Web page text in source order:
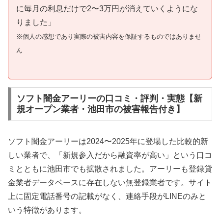
に毎月の利息だけで2〜3万円が消えていくようにな
りました」
※個人の感想であり実際の被害内容を保証するものではありませ
ん
ソフト闇金アーリーの口コミ・評判・実態【新
規オープン業者・池田市の被害報告付き】
ソフト闇金アーリーは2024〜2025年に登場した比較的新
しい業者で、「新規参入だから融資率が高い」という口コ
ミとともに池田市でも拡散されました。アーリーも登録貸
金業者データベースに存在しない無登録業者です。サイト
上に固定電話番号の記載がなく、連絡手段がLINEのみと
いう特徴があります。